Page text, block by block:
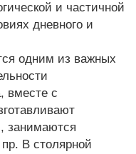
и частичной
дневного и
одним из важных
вместе с
занимаются
В столярной